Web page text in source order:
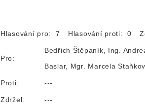
Hlasování pro: 7 Hlasování proti: 0
Pro:
Bedřich Štěpaník, Ing.
Baslar, Mgr. Marcela
Proti: ---
Zdržel: ---